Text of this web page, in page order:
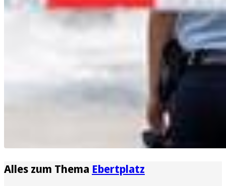
Alles zum Thema Ebertplatz